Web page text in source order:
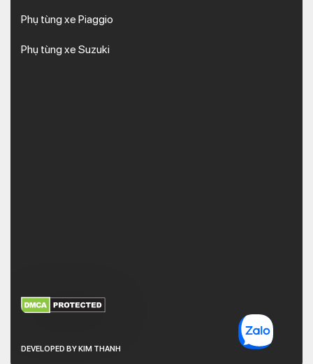
Phụ tùng xe Piaggio
Phụ tùng xe Suzuki
DEVELOPED BY KIM THANH
XEM THÊM